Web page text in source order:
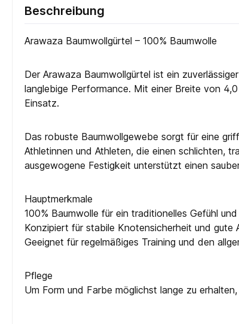
Beschreibung
Arawaza Baumwollgürtel – 100% Baumwolle
Der Arawaza Baumwollgürtel ist ein
langlebige Performance. Mit einer Breite von
Einsatz.
Das robuste Baumwollgewebe sorgt für eine
Athletinnen und Athleten, die einen schlichten,
ausgewogene Festigkeit unterstützt einen
Hauptmerkmale
100% Baumwolle für ein traditionelles Gefühl
Konzipiert für stabile Knotensicherheit und gute
Geeignet für regelmäßiges Training und den
Pflege
Um Form und Farbe möglichst lange zu